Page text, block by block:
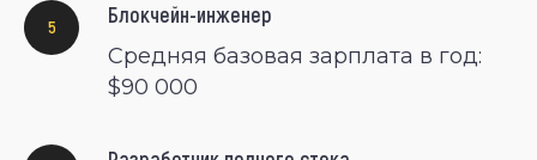
Блокчейн-инженер
Средняя базовая зарплата в год:
$90 000